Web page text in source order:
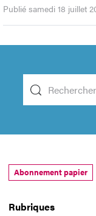
Publié samedi 18 juillet
Rubriques
Abonnement papier